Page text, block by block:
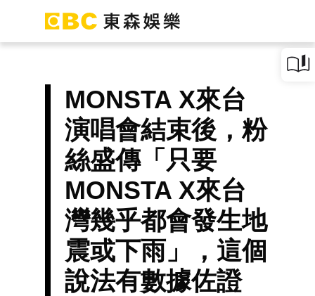
MONSTA X來台
演唱會結束後，粉
絲盛傳「只要
MONSTA X來台
灣幾乎都會發生地
震或下雨」，這個
說法有數據佐證